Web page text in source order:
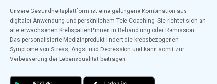
Unsere Gesundheitsplattform ist eine gelungene Kombination aus
digitaler Anwendung und persönlichem Tele-Coaching. Sie richtet sich an
alle erwachsenen Krebspatient*innen in Behandlung oder Remission.
Das personalisierte Medizinprodukt lindert die krebsbezogenen
Symptome von Stress, Angst und Depression und kann somit zur
Verbesserung der Lebensqualität beitragen.